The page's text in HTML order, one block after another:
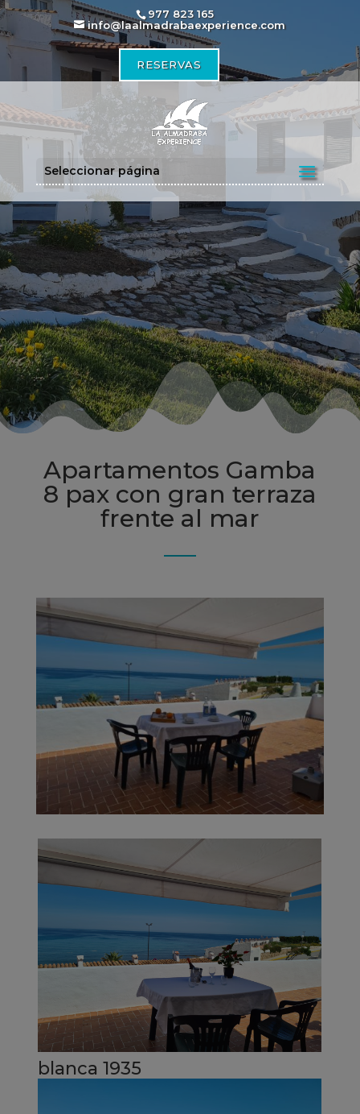
977 823 165
info@laalmadrabaexperience.com
RESERVAS
Seleccionar página
Apartamentos Gamba
8 pax con gran terraza
frente al mar
blanca 1935